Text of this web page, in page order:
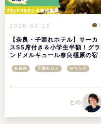
2026.03.13
【奈良・子連れホテル】サーカ
スSS席付き＆小学生半額！グラ
ンドメルキュール奈良橿原の宿
1
奈良県 子連れＯＫ おでかけ
との